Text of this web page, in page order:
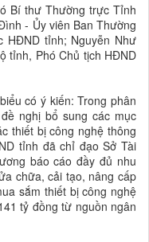
Bí thư Thường trực Tỉnh
- Ủy viên Ban Thường
HĐND tỉnh; Nguyễn Như
tỉnh, Phó Chủ tịch HĐND
có ý kiến: Trong phân
nghị bổ sung các mục
thiết bị công nghệ thông
tỉnh đã chỉ đạo Sở Tài
báo cáo đầy đủ nhu
chữa, cải tạo, nâng cấp
sắm thiết bị công nghệ
tỷ đồng từ nguồn ngân